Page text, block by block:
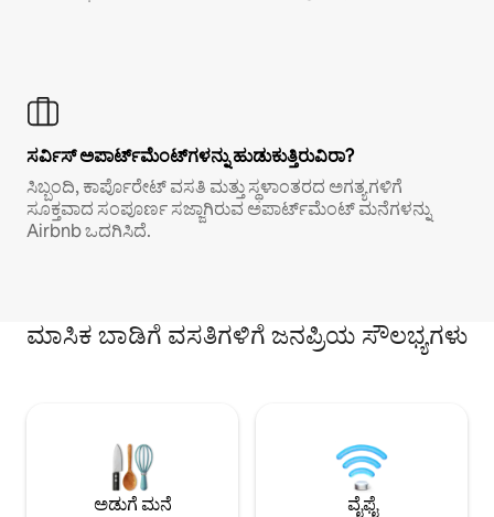
ಸರ್ವಿಸ್ ಅಪಾರ್ಟ್‌ಮೆಂಟ್‌ಗಳನ್ನು ಹುಡುಕುತ್ತಿರುವಿರಾ?
ಸಿಬ್ಬಂದಿ, ಕಾರ್ಪೊರೇಟ್ ವಸತಿ ಮತ್ತು ಸ್ಥಳಾಂತರದ ಅಗತ್ಯಗಳಿಗೆ
ಸೂಕ್ತವಾದ ಸಂಪೂರ್ಣ ಸಜ್ಜಾಗಿರುವ ಅಪಾರ್ಟ್‌ಮೆಂಟ್ ಮನೆಗಳನ್ನು
Airbnb ಒದಗಿಸಿದೆ.
ಮಾಸಿಕ ಬಾಡಿಗೆ ವಸತಿಗಳಿಗೆ ಜನಪ್ರಿಯ ಸೌಲಭ್ಯಗಳು
ಅಡುಗೆ ಮನೆ ವೈಫೈ